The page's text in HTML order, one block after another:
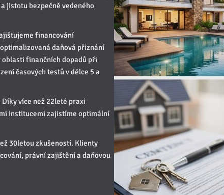
jistotu bezpečně vedeného
financování
daňová přiznání
finančních dopadů při
časových testů v délce 5 a
více než 22leté praxi
institucemi zajistíme optimální
30letou zkušeností. Klienty
právní zajištění a daňovou